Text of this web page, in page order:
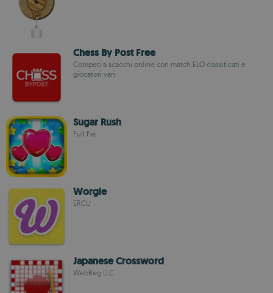
Chess By Post Free
Competi a scacchi online con match ELO classificati e
giocatori vari
Sugar Rush
Full Fat
Worgle
ERCU
Japanese Crossword
WebReg LLC